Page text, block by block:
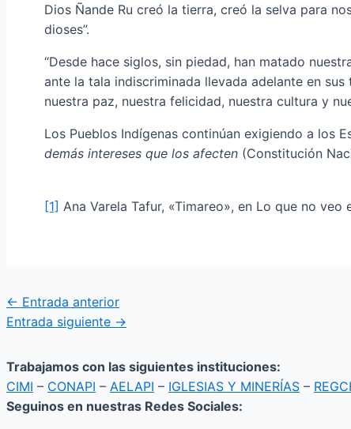
Dios Ñande Ru creó la tierra, creó la selva para
dioses”.
“Desde hace siglos, sin piedad, han matado
ante la tala indiscriminada llevada adelante en
nuestra paz, nuestra felicidad, nuestra cultura y
Los Pueblos Indígenas continúan exigiendo a los
demás intereses que los afecten (Constitución
[1] Ana Varela Tafur, «Timareo», en Lo que no veo
← Entrada anterior
Entrada siguiente →
Trabajamos con las siguientes instituciones:
CIMI – CONAPI – AELAPI – IGLESIAS Y MINERÍAS –
Seguinos en nuestras Redes Sociales: